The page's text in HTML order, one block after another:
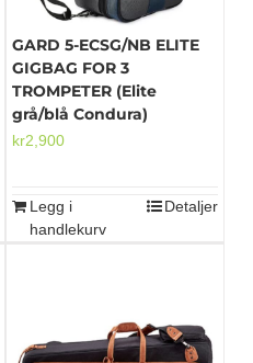
GARD 5-ECSG/NB ELITE
GIGBAG FOR 3
TROMPETER (Elite
grå/blå Condura)
kr2,900
Legg i
handlekurv
Detaljer